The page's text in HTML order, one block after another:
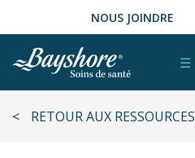
ALLER AU CONTENU PRINCIPAL
NOUS JOINDRE
☰
< RETOUR AUX RESSOURCES